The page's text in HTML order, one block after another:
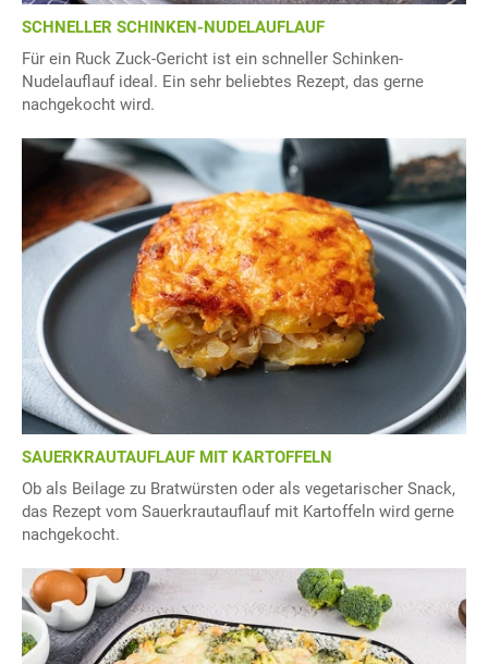
SCHNELLER SCHINKEN-NUDELAUFLAUF
Für ein Ruck Zuck-Gericht ist ein schneller Schinken-
Nudelauflauf ideal. Ein sehr beliebtes Rezept, das gerne
nachgekocht wird.
SAUERKRAUTAUFLAUF MIT KARTOFFELN
Ob als Beilage zu Bratwürsten oder als vegetarischer Snack,
das Rezept vom Sauerkrautauflauf mit Kartoffeln wird gerne
nachgekocht.